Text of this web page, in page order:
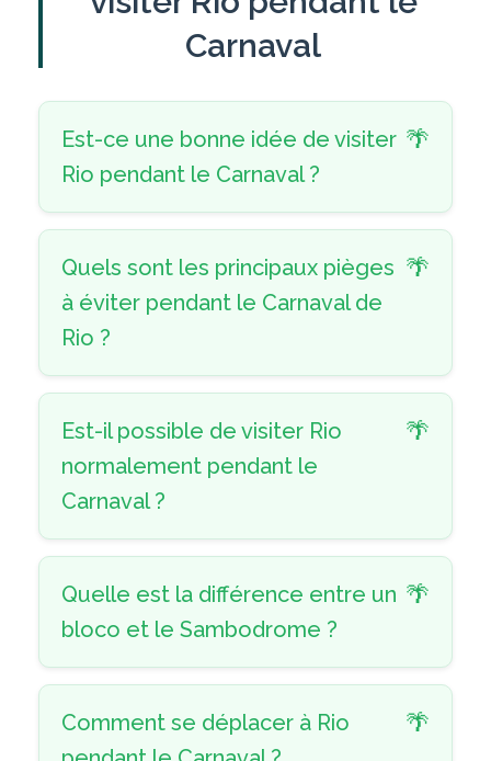
Carnaval
Est-ce une bonne idée de visiter
Rio pendant le Carnaval ?
Quels sont les principaux pièges
à éviter pendant le Carnaval de
Rio ?
Est-il possible de visiter Rio
normalement pendant le
Carnaval ?
Quelle est la différence entre un
bloco et le Sambodrome ?
Comment se déplacer à Rio